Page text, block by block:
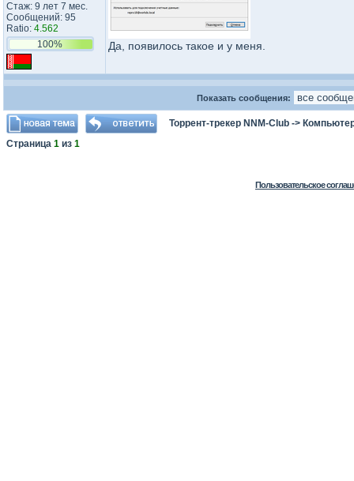
Стаж: 9 лет 7 мес.
Сообщений: 95
Ratio: 4.562
100%
Да, появилось такое и у меня.
Показать сообщения:
Торрент-трекер NNM-Club ->
Страница 1 из 1
Пользовательское